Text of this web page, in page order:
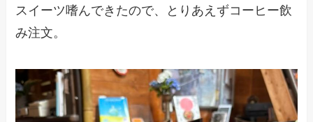
スイーツ嗜んできたので、とりあえずコーヒー飲
み注文。